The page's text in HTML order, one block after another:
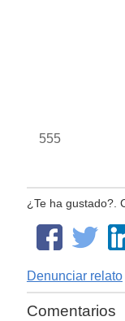
555
¿Te ha gustado?.
Denunciar relato
Comentarios